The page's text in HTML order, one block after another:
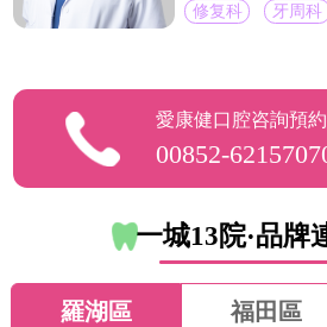
修复科 牙周科
愛康健口腔咨詢預
00852-
一城13院·品牌
羅湖區 福田區